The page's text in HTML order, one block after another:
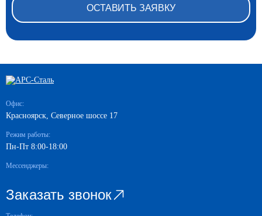
Офис:
Красноярск, Северное шоссе 17
Режим работы:
Пн-Пт 8:00-18:00
Мессенджеры:
Заказать звонок